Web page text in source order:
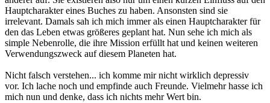
Hauptcharakter eines Buches zu haben. Ansonsten sind sie
irrelevant. Damals sah ich mich immer als einen Hauptcharakter für
den das Leben etwas größeres geplant hat. Nun sehe ich mich als
simple Nebenrolle, die ihre Mission erfüllt hat und keinen weiteren
Verwendungszweck auf diesem Planeten hat.
Nicht falsch verstehen... ich komme mir nicht wirklich depressiv
vor. Ich lache noch und empfinde auch Freunde. Vielmehr hasse ich
mich nun und denke, dass ich nichts mehr Wert bin.